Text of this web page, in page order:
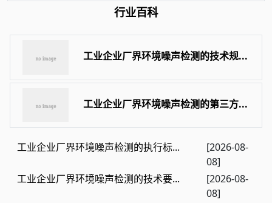
行业百科
工业企业厂界环境噪声检测的技术规...
工业企业厂界环境噪声检测的第三方...
工业企业厂界环境噪声检测的执行标...
[2026-08-
08]
工业企业厂界环境噪声检测的技术要...
[2026-08-
08]